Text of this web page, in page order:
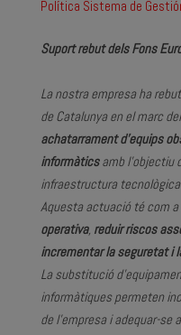
Política Sistema de
Suport rebut dels Fons
La nostra empresa ha
de Catalunya en el marc
achatarrament d’equips
informàticsamb l’objectiu
infraestructura tecnològica
Aquesta actuació té com
operativa, reduir riscos
incrementar la seguretat i
La substitució
informàtiques permeten
de l’empresa i adequar-